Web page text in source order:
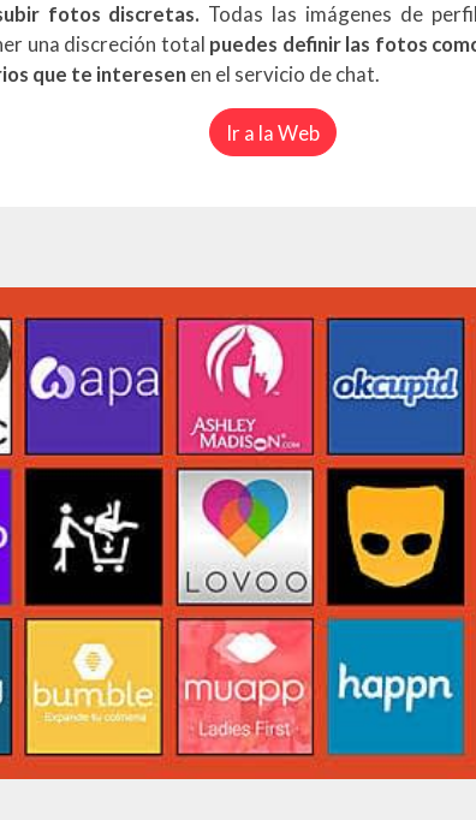
fotos discretas. Todas las imágenes de
una discreción total puedes definir las fotos
que te interesenen el servicio de chat.
Ir a la Web